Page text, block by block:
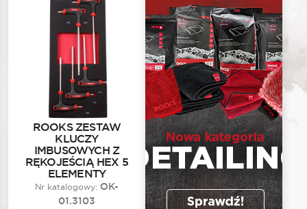
ROOKS ZESTAW
KLUCZY
IMBUSOWYCH Z
RĘKOJEŚCIĄ HEX 5
ELEMENTY
Nr katalogowy: OK-
01.3103